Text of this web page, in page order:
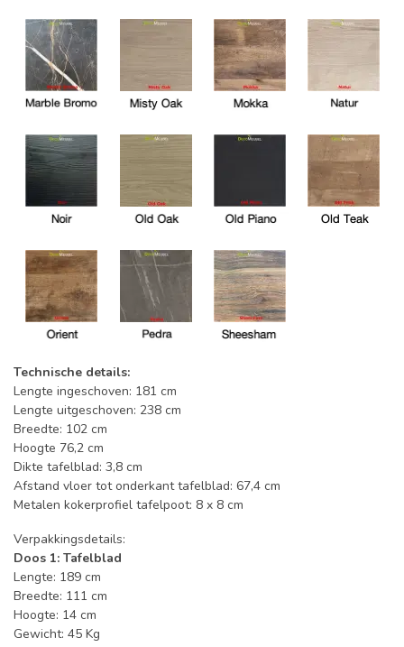
Technische details:
Lengte ingeschoven: 181 cm
Lengte uitgeschoven: 238 cm
Breedte: 102 cm
Hoogte 76,2 cm
Dikte tafelblad: 3,8 cm
Afstand vloer tot onderkant tafelblad: 67,4 cm
Metalen kokerprofiel tafelpoot: 8 x 8 cm
Verpakkingsdetails:
Doos 1: Tafelblad
Lengte: 189 cm
Breedte: 111 cm
Hoogte: 14 cm
Gewicht: 45 Kg